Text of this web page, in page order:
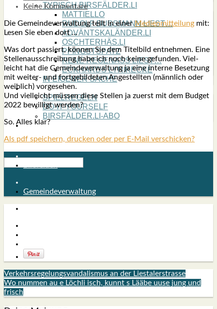
TYPISCH BIRSFÄLDER.LI
MATTIELLO
RUDOLF BUSS­MANN LIEST…
ADVÄNTSKALÄNDER.LI
OSCHTERHÄS.LI
PFINGST­SPATZ
RENÉ REGEN­ASS LIEST…
ECK­HARDS LYRIK­ECKE
IN EIGE­NER SACHE
SO GOOT’S
SPIEL­RE­GELN
DO-IT-YOUR­S­ELF
BIRSFÄLDER.LI-ABO
SHOUT­BOX
Keine Kommentare
Die Gemein­de­ver­wal­tung teilt in einerMedi­en­mit­tei­lung mit:
Lesen Sie eben dort …
Was dort pas­siert, kön­nen Sie dem Titel­bild ent­neh­men. Eine
Stel­len­aus­schrei­bung habe ich noch kei­ne gefun­den. Viel­
leicht hat die Gemein­de­ver­wal­tung ja eine inter­ne Beset­zung
mit wei­ter- und fort­ge­bil­de­ten Ange­stell­ten (männ­lich oder
weib­lich) vor­ge­se­hen.
Und viel­leicht müs­sen die­se Stel­len ja zuerst mit dem Bud­get
2022 bewil­ligt wer­den?
So. Alles klar?
Als pdf speichern, drucken oder per E-Mail verschicken?
Gemeindeverwaltung
Verkehrsregelungsvandalismus an der Liestalerstrasse
Wo nummen au e Löchli isch, kunnt s Lääbe uuse jung und
frisch